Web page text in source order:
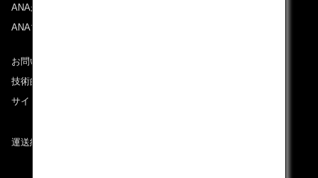
ANAがお約束する体験
ANAマイレージクラブ
お問い合わせ
技術的なお問い合わせ（推奨環境）
サイトマップ
運送約款